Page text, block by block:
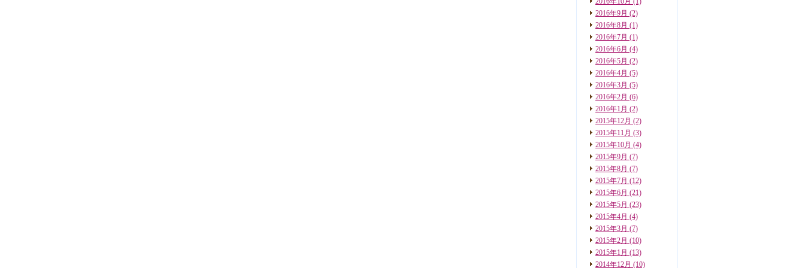
2016年9月 (2)
2016年8月 (1)
2016年7月 (1)
2016年6月 (4)
2016年5月 (2)
2016年4月 (5)
2016年3月 (5)
2016年2月 (6)
2016年1月 (2)
2015年12月 (2)
2015年11月 (3)
2015年10月 (4)
2015年9月 (7)
2015年8月 (7)
2015年7月 (12)
2015年6月 (21)
2015年5月 (23)
2015年4月 (4)
2015年3月 (7)
2015年2月 (10)
2015年1月 (13)
2014年12月 (10)